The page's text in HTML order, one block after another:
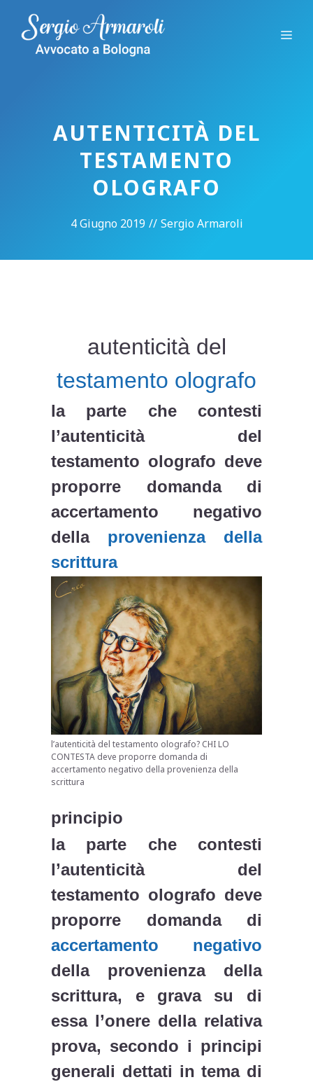
contenuto
AUTENTICITÀ DEL
TESTAMENTO
OLOGRAFO
4 Giugno 2019 // Sergio Armaroli
autenticità del
testamento olografo
la parte che contesti
l’autenticità del
testamento olografo deve
proporre domanda di
accertamento negativo
della provenienza della
scrittura
l’autenticità del testamento olografo? CHI LO
CONTESTA deve proporre domanda di
accertamento negativo della provenienza della
scrittura
principio
la parte che contesti
l’autenticità del
testamento olografo deve
proporre domanda di
accertamento negativo
della provenienza della
scrittura, e grava su di
essa l’onere della relativa
prova, secondo i principi
generali dettati in tema di